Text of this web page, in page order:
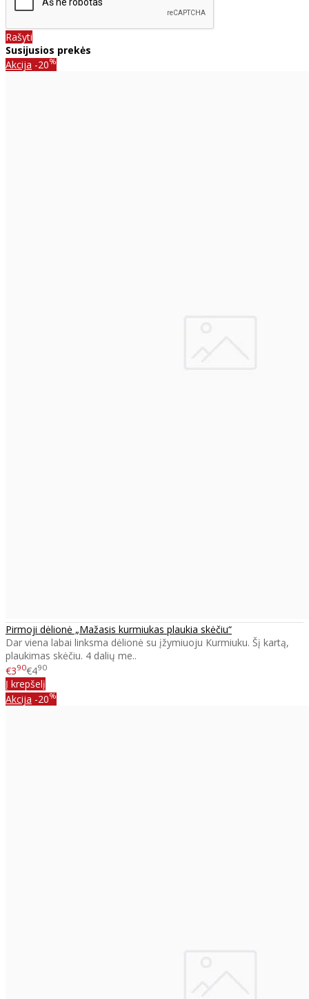
Rašyti
Susijusios prekės
Akcija -20%
Pirmoji dėlionė „Mažasis kurmiukas plaukia skėčiu“
Dar viena labai linksma dėlionė su įžymiuoju Kurmiuku. Šį kartą,
plaukimas skėčiu. 4 dalių me..
€390€490
Į krepšelį
Akcija -20%